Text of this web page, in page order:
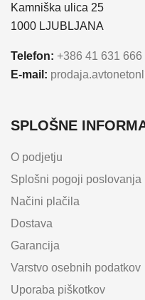
Kamniška ulica 25
1000 LJUBLJANA
Telefon: +386 41 631 666
E-mail:
SPLOŠNE
O podjetju
Splošni pogoji poslovanja
Načini plačila
Dostava
Garancija
Varstvo osebnih podatkov
Uporaba piškotkov